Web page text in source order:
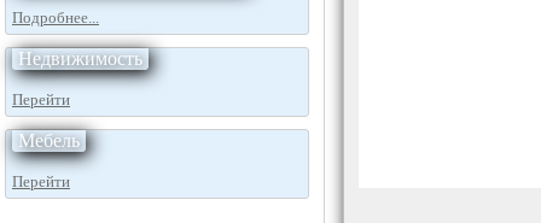
Подробнее...
Недвижимость
Перейти
Мебель
Перейти